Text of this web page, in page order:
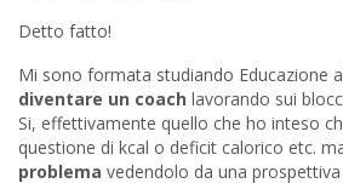
Detto fatto!
Mi sono formata studiando Educazione
diventare un coach lavorando sui
Si, effettivamente quello che ho inteso
questione di kcal o deficit calorico etc.
problema vedendolo da una